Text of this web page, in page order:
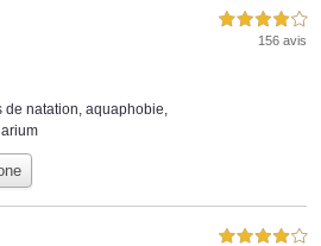
4,0 étoiles sur 5
156 avis
de natation, aquaphobie,
4,0 étoiles sur 5